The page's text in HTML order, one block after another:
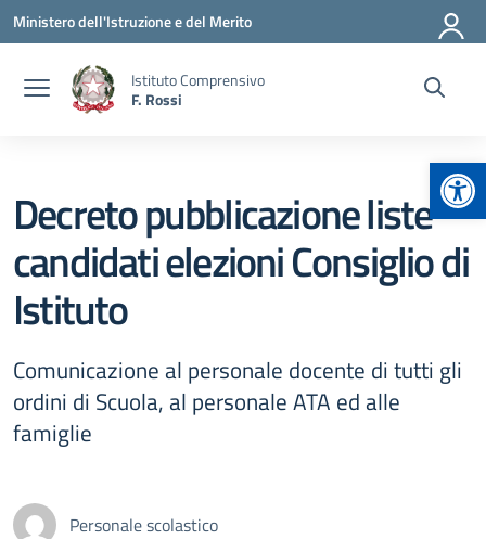
Vai ai contenuti
Vai al menu di navigazione
Vai al footer
Ministero dell'Istruzione e del Merito
Istituto Comprensivo
F. Rossi
Decreto pubblicazione liste
candidati elezioni Consiglio di
Istituto
Comunicazione al personale docente di tutti gli
ordini di Scuola, al personale ATA ed alle
famiglie
Personale scolastico